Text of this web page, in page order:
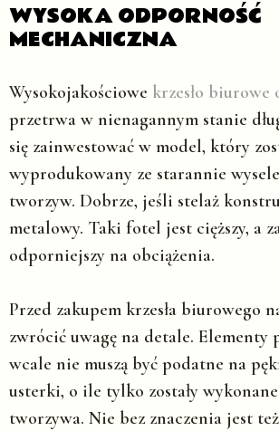
WYSOKA ODPORNOŚĆ
MECHANICZNA
Wysokojakościowe krzesło biurowe
przetrwa w nienagannym stanie
się zainwestować w model, który
wyprodukowany ze starannie
tworzyw. Dobrze, jeśli stelaż
metalowy. Taki fotel jest cięższy, a
odporniejszy na obciążenia.
Przed zakupem krzesła biurowego
zwrócić uwagę na detale. Elementy
wcale nie muszą być podatne na
usterki, o ile tylko zostały
tworzywa. Nie bez znaczenia jest